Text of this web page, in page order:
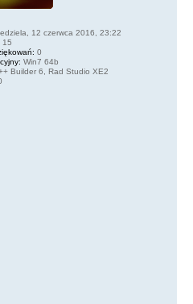
12 czerwca 2016, 23:22
15
0
Win7 64b
Builder 6, Rad Studio XE2